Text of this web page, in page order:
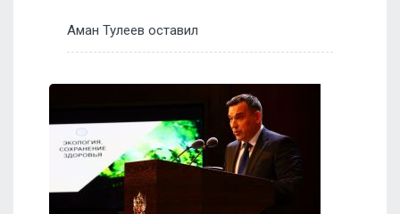
Аман Тулеев оставил